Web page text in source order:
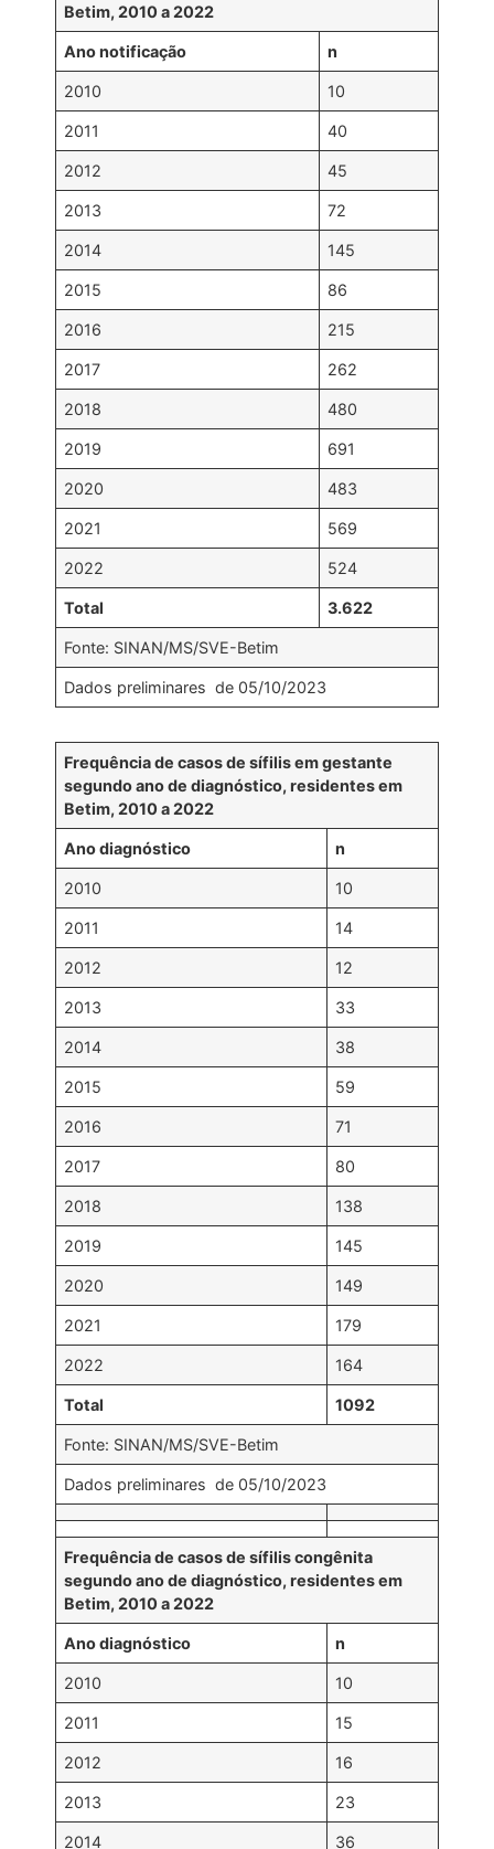
Betim, 2010 a 2022
Ano notificação n
2010 10
2011 40
2012 45
2013 72
2014 145
2015 86
2016 215
2017 262
2018 480
2019 691
2020 483
2021 569
2022 524
Total 3.622
Fonte: SINAN/MS/SVE-Betim
Dados preliminares de 05/10/2023
Frequência de casos de sífilis em gestante
segundo ano de diagnóstico, residentes em
Betim, 2010 a 2022
Ano diagnóstico n
2010 10
2011 14
2012 12
2013 33
2014 38
2015 59
2016 71
2017 80
2018 138
2019 145
2020 149
2021 179
2022 164
Total 1092
Fonte: SINAN/MS/SVE-Betim
Dados preliminares de 05/10/2023
Frequência de casos de sífilis congênita
segundo ano de diagnóstico, residentes em
Betim, 2010 a 2022
Ano diagnóstico n
2010 10
2011 15
2012 16
2013 23
2014 36